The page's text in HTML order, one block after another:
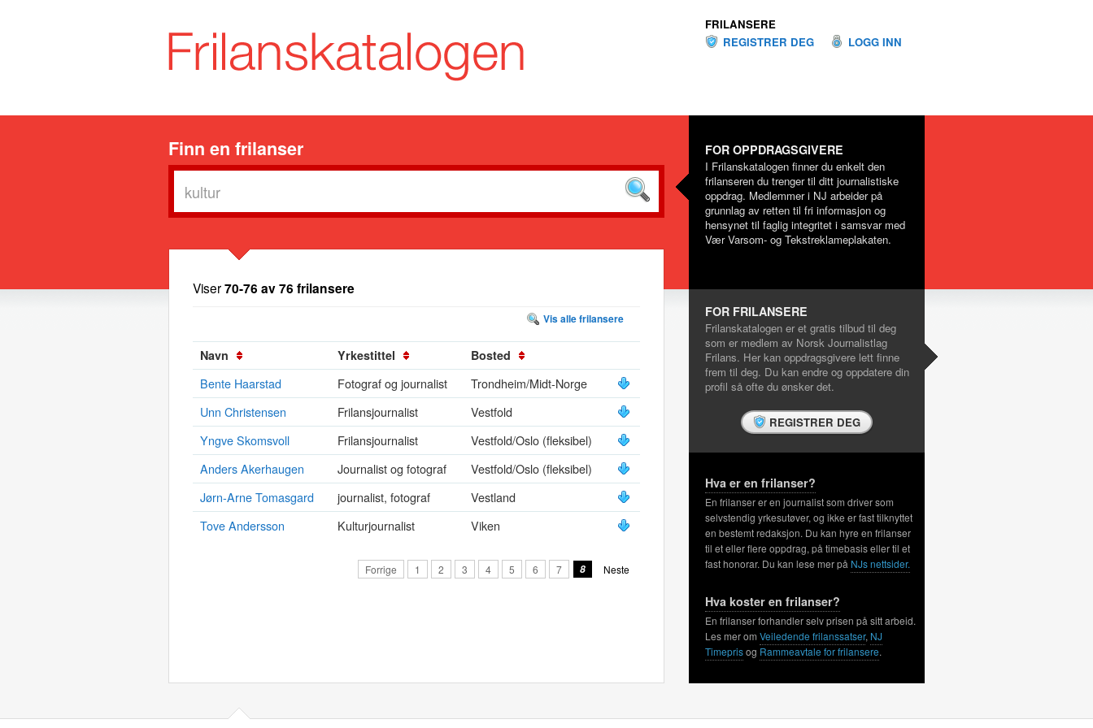
FRILANSERE
REGISTRER DEG
LOGG INN
Finn en frilanser FOR OPPDRAGSGIVERE
I Frilanskatalogen finner du enkelt den
frilanseren du trenger til ditt journalistiske
oppdrag. Medlemmer i NJ arbeider på
grunnlag av retten til fri informasjon og
hensynet til faglig integritet i samsvar med
Vær Varsom- og Tekstreklameplakaten.
Viser70-76 av 76 frilansere
Vis alle frilansere
Navn Yrkestittel Bosted
Bente Haarstad Fotograf og journalist
Trondheim/Midt-Norge
Unn Christensen
Frilansjournalist
Vestfold
Yngve Skomsvoll
Frilansjournalist
Vestfold/Oslo (fleksibel)
Anders Akerhaugen
Journalist og fotograf
Vestfold/Oslo (fleksibel)
Jørn-Arne Tomasgard
journalist, fotograf
Vestland
Tove Andersson
Kulturjournalist Viken
Forrige 1 2 3 4 5 6 7 8 Neste
FOR FRILANSERE
Frilanskatalogen er et gratis tilbud til deg
som er medlem av Norsk Journalistlag
Frilans. Her kan oppdragsgivere lett finne
frem til deg. Du kan endre og oppdatere din
profil så ofte du ønsker det.
REGISTRER DEG
Hva er en frilanser?
En frilanser er en journalist som driver som
selvstendig yrkesutøver, og ikke er fast tilknyttet
en bestemt redaksjon. Du kan hyre en frilanser
til et eller flere oppdrag, på timebasis eller til et
fast honorar. Du kan lese mer på NJs nettsider.
Hva koster en frilanser?
En frilanser forhandler selv prisen på sitt arbeid.
Les mer om Veiledende frilanssatser, NJ
Timeprisog Rammeavtale for frilansere.